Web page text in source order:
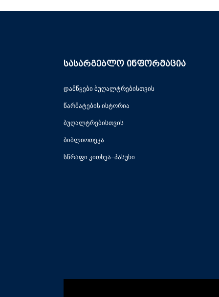
სასარგებლო ინფორმაცია
დამწყები ბუღალტრებისთვის
წარმატების ისტორია
ბუღალტრებისთვის
ბიბლიოთეკა
სწრაფი კითხვა-პასუხი